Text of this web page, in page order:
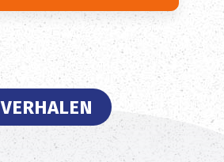
VERHALEN